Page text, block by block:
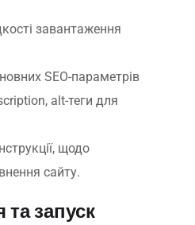
завантаження
SEO-параметрів
alt-теги для
щодо
сайту.
та запуск